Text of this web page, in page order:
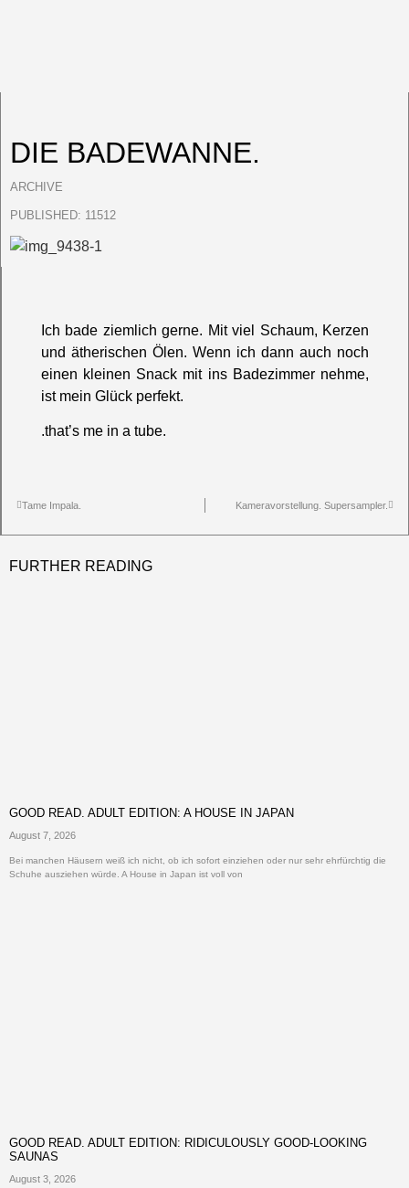
DIE BADEWANNE.
ARCHIVE
PUBLISHED: 11512
Ich bade ziemlich gerne. Mit viel Schaum, Kerzen
und ätherischen Ölen. Wenn ich dann auch noch
einen kleinen Snack mit ins Badezimmer nehme,
ist mein Glück perfekt.
.that’s me in a tube.
Tame Impala. Kameravorstellung. Supersampler.
FURTHER READING
GOOD READ. ADULT EDITION: A HOUSE IN JAPAN
August 7, 2026
Bei manchen Häusern weiß ich nicht, ob ich sofort einziehen oder nur sehr ehrfürchtig die
Schuhe ausziehen würde. A House in Japan ist voll von
GOOD READ. ADULT EDITION: RIDICULOUSLY GOOD-LOOKING
SAUNAS
August 3, 2026